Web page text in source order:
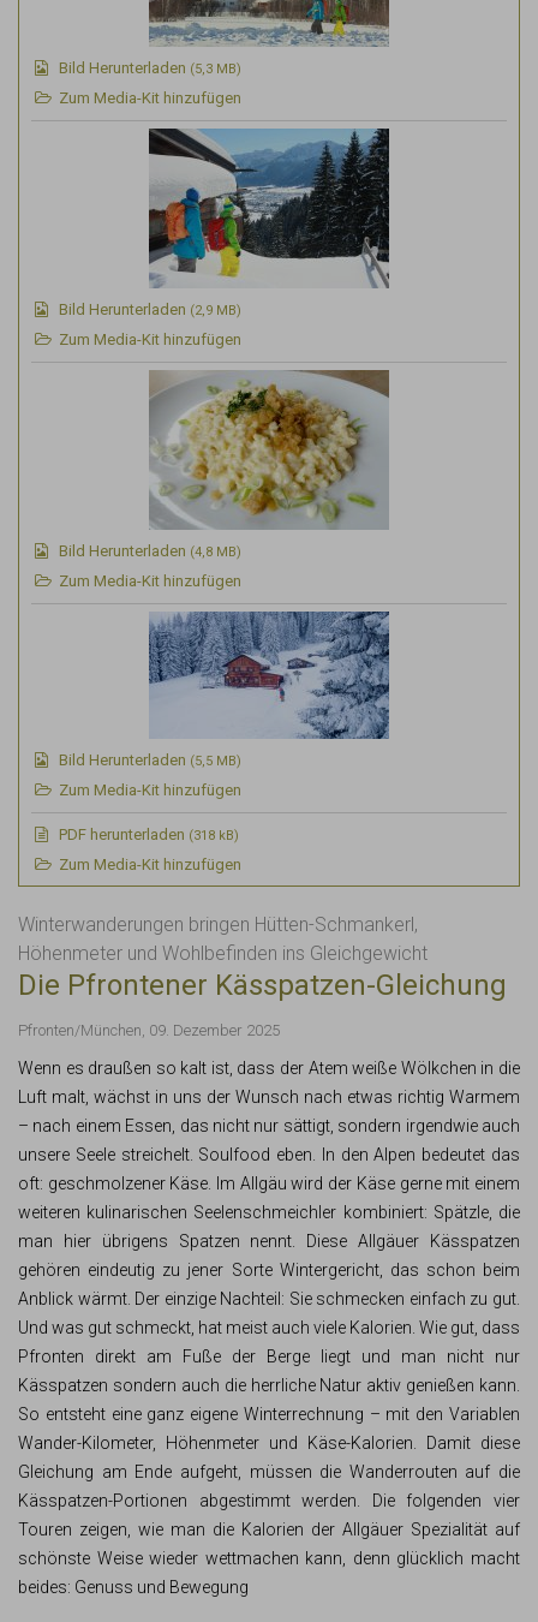
Bild Herunterladen (5,3 MB)
Zum Media-Kit hinzufügen
Bild Herunterladen (2,9 MB)
Zum Media-Kit hinzufügen
Bild Herunterladen (4,8 MB)
Zum Media-Kit hinzufügen
Bild Herunterladen (5,5 MB)
Zum Media-Kit hinzufügen
PDFherunterladen (318 kB)
Zum Media-Kit hinzufügen
Winterwanderungen bringen Hütten-Schmankerl,
Höhenmeter und Wohlbefinden ins Gleichgewicht
Die Pfrontener Kässpatzen-Gleichung
Pfronten/München, 09. Dezember 2025
Wenn es draußen so kalt ist, dass der Atem weiße Wölkchen in die
Luft malt, wächst in uns der Wunsch nach etwas richtig Warmem
– nach einem Essen, das nicht nur sättigt, sondern irgendwie auch
unsere Seele streichelt. Soulfood eben. In den Alpen bedeutet das
oft: geschmolzener Käse. Im Allgäu wird der Käse gerne mit einem
weiteren kulinarischen Seelenschmeichler kombiniert: Spätzle, die
man hier übrigens Spatzen nennt. Diese Allgäuer Kässpatzen
gehören eindeutig zu jener Sorte Wintergericht, das schon beim
Anblick wärmt. Der einzige Nachteil: Sie schmecken einfach zu gut.
Und was gut schmeckt, hat meist auch viele Kalorien. Wie gut, dass
Pfronten direkt am Fuße der Berge liegt und man nicht nur
Kässpatzen sondern auch die herrliche Natur aktiv genießen kann.
So entsteht eine ganz eigene Winterrechnung – mit den Variablen
Wander-Kilometer, Höhenmeter und Käse-Kalorien. Damit diese
Gleichung am Ende aufgeht, müssen die Wanderrouten auf die
Kässpatzen-Portionen abgestimmt werden. Die folgenden vier
Touren zeigen, wie man die Kalorien der Allgäuer Spezialität auf
schönste Weise wieder wettmachen kann, denn glücklich macht
beides: Genuss und Bewegung